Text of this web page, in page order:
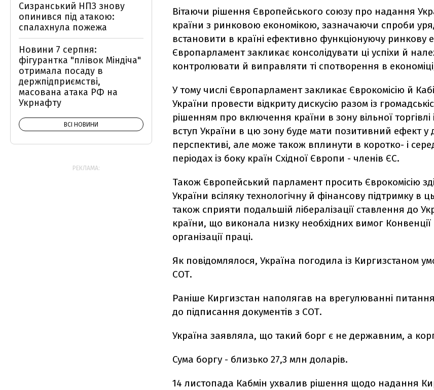
Вітаючи рішення Європейського союзу про надання
країни з ринковою економікою, зазначаючи спроби
встановити в країні ефективно функціонуючу ринкову
Європарламент закликає консолідувати ці успіхи й
контролювати й виправляти ті спотворення в економіці,
У тому числі Європарламент закликає Єврокомісію й
України провести відкриту дискусію разом із
рішенням про включення країни в зону вільної торгівлі
вступ України в цю зону буде мати позитивний ефект у
перспективі, але може також вплинути в коротко- і
періодах із боку країн Східної Європи - членів ЄС.
Також Європейський парламент просить Єврокомісію
України всіляку технологічну й фінансову підтримку в
також сприяти подальшій лібералізації ставлення до
країни, що виконала низку необхідних вимог
організації праці.
Як повідомлялося, Україна погодила із Киргизстаном
СОТ.
Раніше Киргизстан наполягав на врегулюванні
до підписання документів з СОТ.
Україна заявляла, що такий борг є не державним, а
Сума боргу - близько 27,3 млн доларів.
14 листопада Кабмін ухвалив рішення щодо надання
Сизранський НПЗ знову
опинився під атакою:
спалахнула пожежа
Новини 7 серпня:
фігурантка "плівок Міндіча"
отримала посаду в
держпідприємстві,
масована атака РФ на
Укрнафту
ВСІ НОВИНИ
РЕКЛАМА: